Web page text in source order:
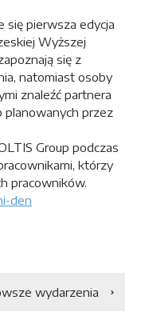
się pierwsza edycja
Wyższej
się z
natomiast osoby
znaleźć partnera
planowanych przez
Group podczas
którzy
pracowników.
den
wydarzenia